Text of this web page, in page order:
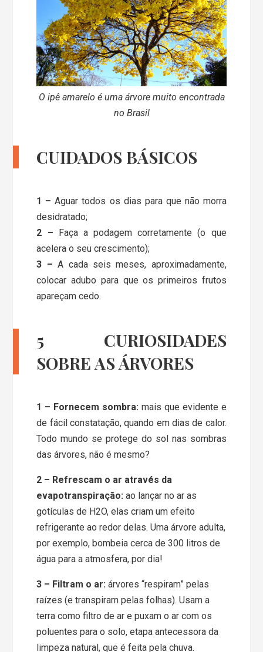
O ipê amarelo é uma árvore muito encontrada
no Brasil
CUIDADOS BÁSICOS
1 – Aguar todos os dias para que não morra
desidratado;
2 – Faça a podagem corretamente (o que
acelera o seu crescimento);
3 – A cada seis meses, aproximadamente,
colocar adubo para que os primeiros frutos
apareçam cedo.
5 CURIOSIDADES
SOBRE AS ÁRVORES
1 – Fornecem sombra: mais que evidente e
de fácil constatação, quando em dias de calor.
Todo mundo se protege do sol nas sombras
das árvores, não é mesmo?
2 – Refrescam o ar através da
evapotranspiração: ao lançar no ar as
gotículas de H2O, elas criam um efeito
refrigerante ao redor delas. Uma árvore adulta,
por exemplo, bombeia cerca de 300 litros de
água para a atmosfera, por dia!
3 – Filtram o ar: árvores “respiram” pelas
raízes (e transpiram pelas folhas). Usam a
terra como filtro de ar e puxam o ar com os
poluentes para o solo, etapa antecessora da
limpeza natural, que é feita pela chuva.